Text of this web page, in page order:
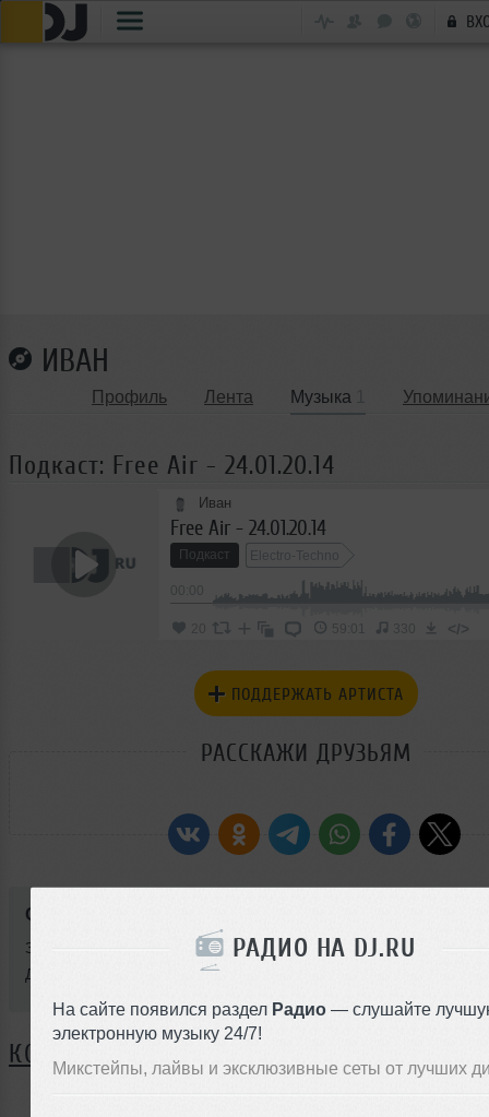
РАДИО НА DJ.RU
На сайте появился раздел Радио — слушайте
электронную музыку 24/7!
Микстейпы, лайвы и эксклюзивные сеты от лучших
ИВАН
Профиль Лента Музыка
Подкаст: Free Air - 24.01.20.14
Иван
Free Air - 24.01.20.14
Подкаст Electro-Techno
20 59:01 330 </>
ПОДДЕРЖАТЬ АРТИСТА
РАССКАЖИ ДРУЗЬЯМ
Стиль:
Записан: 24 января 2014
Добавлен: 22 января 2017, 14:24
КОММЕНТАРИИ